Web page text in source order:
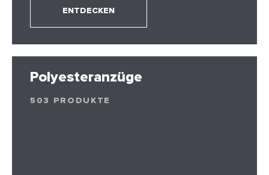
ENTDECKEN
Polyesteranzüge
503 PRODUKTE